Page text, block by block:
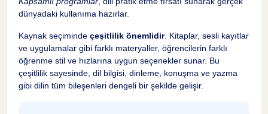
dünyadaki kullanıma hazırlar.
Kaynak seçiminde çeşitlilik önemlidir. Kitaplar, sesli kayıtlar
ve uygulamalar gibi farklı materyaller, öğrencilerin farklı
öğrenme stil ve hızlarına uygun seçenekler sunar. Bu
çeşitlilik sayesinde, dil bilgisi, dinleme, konuşma ve yazma
gibi dilin tüm bileşenleri dengeli bir şekilde gelişir.